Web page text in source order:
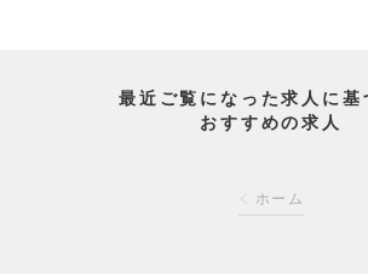
最近ご覧になった求人に基
おすすめの求人
ホーム